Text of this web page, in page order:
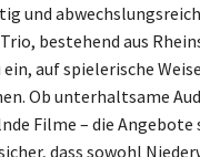
und
bestehend aus
auf spielerische
Ob unterhaltsame
Filme – die Angebote
dass sowohl